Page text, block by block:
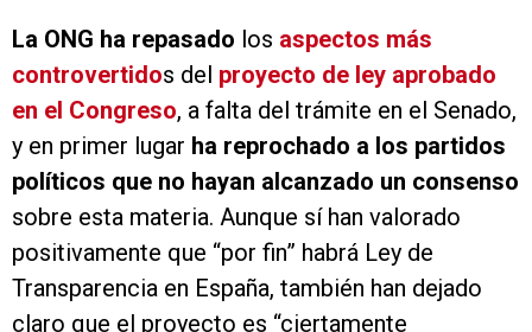
La ONG ha repasado los aspectos más
controvertidos del proyecto de ley aprobado
en el Congreso, a falta del trámite en el Senado,
y en primer lugar ha reprochado a los partidos
políticos que no hayan alcanzado un consenso
sobre esta materia. Aunque sí han valorado
positivamente que “por fin” habrá Ley de
Transparencia en España, también han dejado
claro que el proyecto es “ciertamente